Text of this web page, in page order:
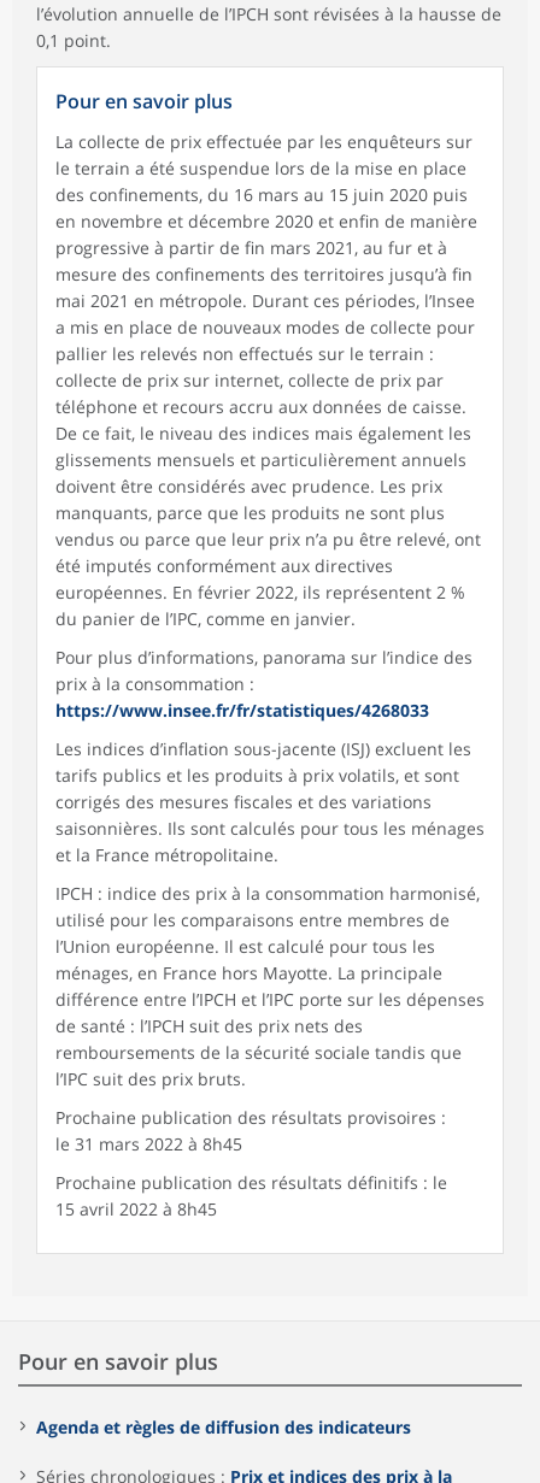
l’évolution annuelle de l’IPCH sont révisées à la hausse de
0,1 point.
Pour en savoir plus
La collecte de prix effectuée par les enquêteurs sur
le terrain a été suspendue lors de la mise en place
des confinements, du 16 mars au 15 juin 2020 puis
en novembre et décembre 2020 et enfin de manière
progressive à partir de fin mars 2021, au fur et à
mesure des confinements des territoires jusqu’à fin
mai 2021 en métropole. Durant ces périodes, l’Insee
a mis en place de nouveaux modes de collecte pour
pallier les relevés non effectués sur le terrain :
collecte de prix sur internet, collecte de prix par
téléphone et recours accru aux données de caisse.
De ce fait, le niveau des indices mais également les
glissements mensuels et particulièrement annuels
doivent être considérés avec prudence. Les prix
manquants, parce que les produits ne sont plus
vendus ou parce que leur prix n’a pu être relevé, ont
été imputés conformément aux directives
européennes. En février 2022, ils représentent 2 %
du panier de l’IPC, comme en janvier.
Pour plus d’informations, panorama sur l’indice des
prix à la consommation :
https://www.insee.fr/fr/statistiques/4268033
Les indices d’inflation sous-jacente (ISJ) excluent les
tarifs publics et les produits à prix volatils, et sont
corrigés des mesures fiscales et des variations
saisonnières. Ils sont calculés pour tous les ménages
et la France métropolitaine.
IPCH : indice des prix à la consommation harmonisé,
utilisé pour les comparaisons entre membres de
l’Union européenne. Il est calculé pour tous les
ménages, en France hors Mayotte. La principale
différence entre l’IPCH et l’IPC porte sur les dépenses
de santé : l’IPCH suit des prix nets des
remboursements de la sécurité sociale tandis que
l’IPC suit des prix bruts.
Prochaine publication des résultats provisoires :
le 31 mars 2022 à 8h45
Prochaine publication des résultats définitifs : le
15 avril 2022 à 8h45
Pour en savoir plus
Agenda et règles de diffusion des indicateurs
Séries chronologiques : Prix et indices des prix à la